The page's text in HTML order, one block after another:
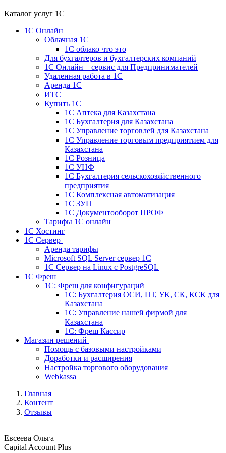
Каталог услуг 1С
1С Онлайн
Облачная 1С
1C облако что это
Для бухгалтеров и бухгалтерских компаний
1C Онлайн – сервис для Предпринимателей
Удаленная работа в 1С
Аренда 1С
ИТС
Купить 1С
1С Аптека для Казахстана
1С Бухгалтерия для Казахстана
1С Управление торговлей для Казахстана
1С Управление торговым предприятием для
Казахстана
1С Розница
1С УНФ
1С Бухгалтерия сельскохозяйственного
предприятия
1С Комплексная автоматизация
1С ЗУП
1С Документооборот ПРОФ
Тарифы 1С онлайн
1С Хостинг
1С Сервер
Аренда тарифы
Microsoft SQL Server сервер 1С
1С Сервер на Linux c PostgreSQL
1С Фреш
1С: Фреш для конфигураций
1С: Бухгалтерия ОСИ, ПТ, УК, СК, КСК для
Казахстана
1С: Управление нашей фирмой для
Казахстана
1С: Фреш Кассир
Магазин решений
Помощь с базовыми настройками
Доработки и расширения
Настройка торгового оборудования
Webkassa
Главная
Контент
Отзывы
Евсеева Ольга
Capital Account Plus